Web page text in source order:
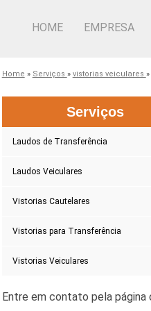
HOME EMPRESA
Home » Serviços » vistorias veiculares »
Serviços
Laudos de Transferência
Laudos Veiculares
Vistorias Cautelares
Vistorias para Transferência
Vistorias Veiculares